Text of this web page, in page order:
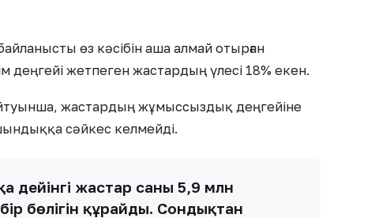
өз кәсібін аша алмай отырған
деңгейі жетпеген жастардың үлесі 18% екен.
жастардың жұмыссыздық деңгейіне
сәйкес келмейді.
дейінгі жастар саны 5,9 млн
бөлігін құрайды. Сондықтан